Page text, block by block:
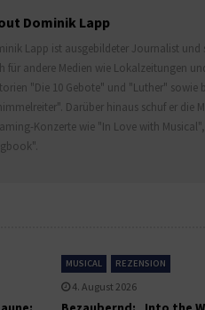
Dominik Lapp
Lapp ist ausgebildeter Journalist
für andere Medien wie Lokalzeitungen
"Die 10 Gebote" und "Luther"
Darüber hinaus schuf er die
Konzerte wie "In Love with
MUSICAL REZENSION
4. August 2026